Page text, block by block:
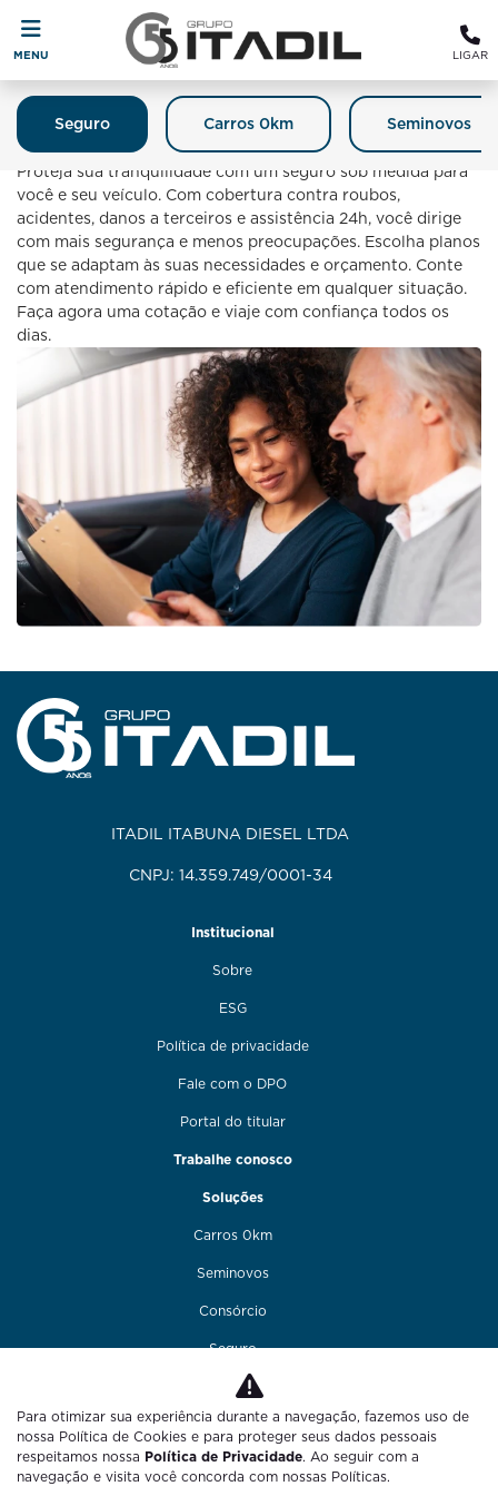
MENU LIGAR
Carros 0km Seminovos
Seguro
Seguro
Proteja sua tranquilidade com um seguro sob medida para
você e seu veículo. Com cobertura contra roubos,
acidentes, danos a terceiros e assistência 24h, você dirige
com mais segurança e menos preocupações. Escolha planos
que se adaptam às suas necessidades e orçamento. Conte
com atendimento rápido e eficiente em qualquer situação.
Faça agora uma cotação e viaje com confiança todos os
dias.
ITADIL ITABUNA DIESEL LTDA
CNPJ: 14.359.749/0001-34
Institucional
Sobre
ESG
Política de privacidade
Fale com o DPO
Portal do titular
Trabalhe conosco
Soluções
Carros 0km
Seminovos
Consórcio
Seguro
Financiamento
Funilaria e pintura
Fale conosco
Para otimizar sua experiência durante a navegação, fazemos uso de
nossa Política de Cookies e para proteger seus dados pessoais
respeitamos nossa Política de Privacidade. Ao seguir com a
navegação e visita você concorda com nossas Políticas.